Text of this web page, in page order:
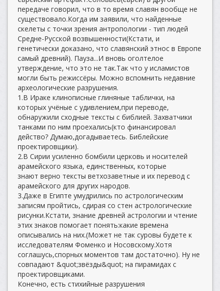
передаче говорил, что в то время славян вообще не
существовало.Когда им заявили, что найденные
скелеты с точки зрения антропологии - тип людей
Средне-Русской возвышенности(Кстати, и
генетически доказано, что славянский этнос в Европе
самый древний). Пауза...И вновь оголтелое
утверждение, что это не так.Так что у исламистов
могли быть режиссёры. Можно вспомнить недавние
археологические разрушения.
1.В Ираке клинописные глиняные таблички, на
которых учёные с удивлением,при переводе,
обнаружили сходные тексты с библией. Захватчики
танками по ним проехались(кто финансировал
действо? Думаю,догадываетесь. Библейские
проектировщики).
2.В Сирии усиленно бомбили церковь и носителей
арамейского языка, единственных, которые
знают верно тексты ветхозаветные и их перевод с
арамейского для других народов.
3.Даже в Египте умудрились по астрологическим
записям пройтись, сдирая со стен астрологические
рисунки.Кстати, знание древней астрологии и чтение
этих знаков помогает понять:какие времена
описывались на них.(Может не так суровы будете к
исследователям Фоменко и Носовскому.Хотя
соглашусь,спорных моментов там достаточно). Ну не
совпадают &quot;звёзды&quot; на пирамидах с
проектировщиками.
Конечно, есть стихийные разрушения